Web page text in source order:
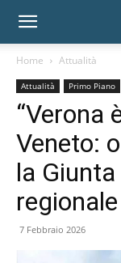
Home Attualità
Attualità Primo Piano
“Verona
Veneto:
la
7 Febbraio 2026